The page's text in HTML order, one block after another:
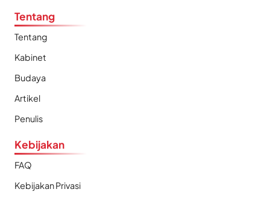
Tentang
Tentang
Kabinet
Budaya
Artikel
Penulis
Kebijakan
FAQ
Kebijakan Privasi